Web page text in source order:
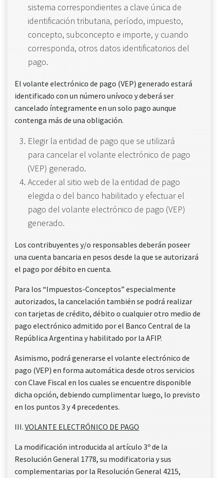
sistema correspondientes a clave única de
identificación tributaria, período, impuesto,
concepto, subconcepto e importe, y cuando
corresponda, otros datos identificatorios del
pago.
El volante electrónico de pago (VEP) generado estará
identificado con un número unívoco y deberá ser
cancelado íntegramente en un solo pago aunque
contenga más de una obligación.
Elegir la entidad de pago que se utilizará
para cancelar el volante electrónico de pago
(VEP) generado.
Acceder al sitio web de la entidad de pago
elegida o del banco habilitado y efectuar el
pago del volante electrónico de pago (VEP)
generado.
Los contribuyentes y/o responsables deberán poseer
una cuenta bancaria en pesos desde la que se autorizará
el pago por débito en cuenta.
Para los “Impuestos-Conceptos” especialmente
autorizados, la cancelación también se podrá realizar
con tarjetas de crédito, débito o cualquier otro medio de
pago electrónico admitido por el Banco Central de la
República Argentina y habilitado por la AFIP.
Asimismo, podrá generarse el volante electrónico de
pago (VEP) en forma automática desde otros servicios
con Clave Fiscal en los cuales se encuentre disponible
dicha opción, debiendo cumplimentar luego, lo previsto
en los puntos 3 y 4 precedentes.
III. VOLANTE ELECTRÓNICO DE PAGO
La modificación introducida al artículo 3º de la
Resolución General 1778, su modificatoria y sus
complementarias por la Resolución General 4215,